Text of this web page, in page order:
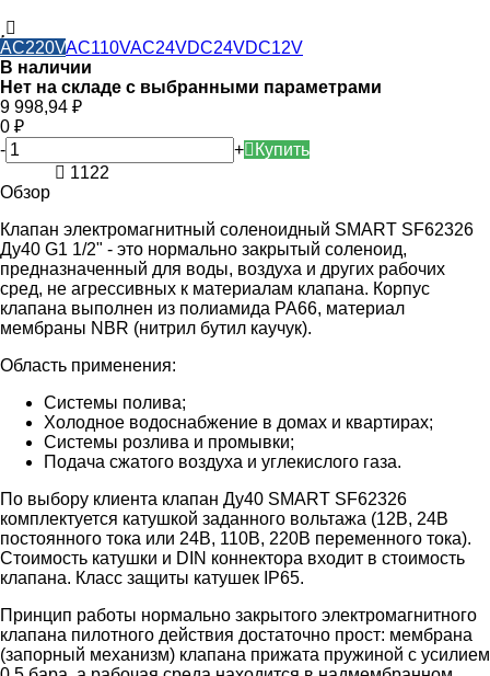
AC220VAC110VAC24VDC24VDC12V
В наличии
Нет на складе с выбранными параметрами
9 998,94 ₽
0 ₽
-
+
Купить
1122
Обзор
Клапан электромагнитный соленоидный SMART SF62326
Ду40 G1 1/2" - это нормально закрытый соленоид,
предназначенный для воды, воздуха и других рабочих
сред, не агрессивных к материалам клапана. Корпус
клапана выполнен из полиамида PA66, материал
мембраны NBR (нитрил бутил каучук).
Область применения:
Системы полива;
Холодное водоснабжение в домах и квартирах;
Системы розлива и промывки;
Подача сжатого воздуха и углекислого газа.
По выбору клиента клапан Ду40 SMART SF62326
комплектуется катушкой заданного вольтажа (12В, 24В
постоянного тока или 24В, 110В, 220В переменного тока).
Стоимость катушки и DIN коннектора входит в стоимость
клапана. Класс защиты катушек IP65.
Принцип работы нормально закрытого электромагнитного
клапана пилотного действия достаточно прост: мембрана
(запорный механизм) клапана прижата пружиной с усилием